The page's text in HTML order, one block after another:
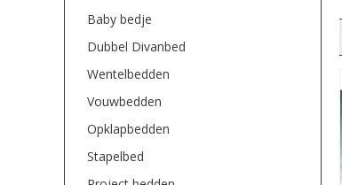
Baby bedje
Dubbel Divanbed
Wentelbedden
Vouwbedden
Opklapbedden
Stapelbed